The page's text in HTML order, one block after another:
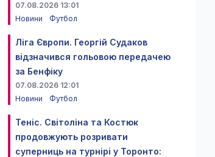
07.08.2026 13:01
Новини
Футбол
Ліга Європи. Георгій Судаков
відзначився гольовою передачею
за Бенфіку
07.08.2026 12:01
Новини
Футбол
Теніс. Світоліна та Костюк
продовжують розривати
суперниць на турнірі у Торонто: